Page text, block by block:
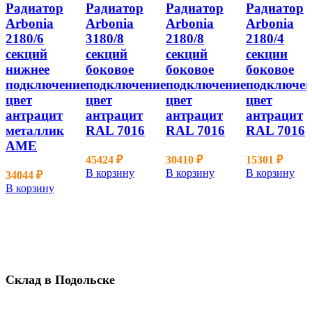
Радиатор
Arbonia
2180/6
секций
нижнее
подключение
цвет
антрацит
металлик
AME
34044 ₽
В корзину
Радиатор
Arbonia
3180/8
секций
боковое
подключение
цвет
антрацит
RAL 7016
45424 ₽
В корзину
Радиатор
Arbonia
2180/8
секций
боковое
подключение
цвет
антрацит
RAL 7016
30410 ₽
В корзину
Радиатор
Arbonia
2180/4
секции
боковое
цвет
антрацит
RAL 7016
15301 ₽
В корзину
Склад в Подольске